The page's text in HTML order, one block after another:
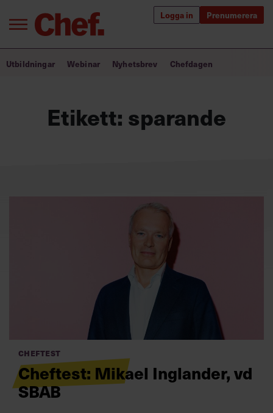
Logga in Prenumerera
Villkor och policy för
personuppgiftsbehandling
Bra ledare förändrar världen
Utbildning för ledare
Utbildningar Webinar Nyhetsbrev Chefdagen
Etikett: sparande
Cheftest
Cheftest: Mikael Inglander, vd
SBAB